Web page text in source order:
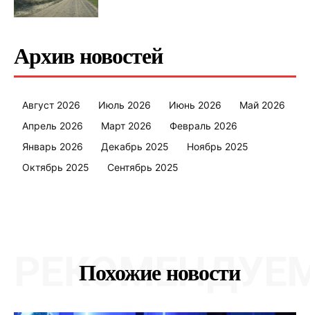
Архив новостей
Август 2026 Июль 2026 Июнь 2026
Май 2026
Апрель 2026
Март 2026
Февраль 2026
Январь 2026
Декабрь 2025
Ноябрь 2025
Октябрь 2025
Сентябрь 2025
Похожие новости